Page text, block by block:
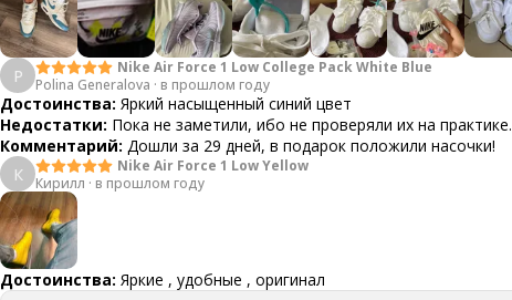
P
Nike Air Force 1 Low College Pack White Blue
Polina Generalova · в прошлом году
Достоинства: Яркий насыщенный синий цвет
Недостатки: Пока не заметили, ибо не проверяли их на практике.
Комментарий: Дошли за 29 дней, в подарок положили насочки!
К
Nike Air Force 1 Low Yellow
Кирилл · в прошлом году
Достоинства: Яркие , удобные , оригинал